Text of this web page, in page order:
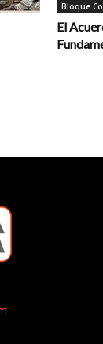
Bloque
El